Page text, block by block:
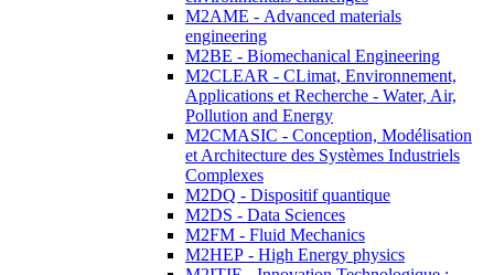
M2AME - Advanced materials
engineering
M2BE - Biomechanical Engineering
M2CLEAR - CLimat, Environnement,
Applications et Recherche - Water, Air,
Pollution and Energy
M2CMASIC - Conception, Modélisation
et Architecture des Systèmes Industriels
Complexes
M2DQ - Dispositif quantique
M2DS - Data Sciences
M2FM - Fluid Mechanics
M2HEP - High Energy physics